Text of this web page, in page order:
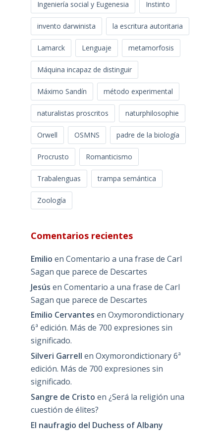
Ingeniería social y Eugenesia Instinto
invento darwinista la escritura autoritaria
Lamarck Lenguaje metamorfosis
Máquina incapaz de distinguir
Máximo Sandín método experimental
naturalistas proscritos naturphilosophie
Orwell OSMNS padre de la biología
Procrusto Romanticismo
Trabalenguas trampa semántica
Zoología
Comentarios recientes
Emilio en Comentario a una frase de Carl
Sagan que parece de Descartes
Jesús en Comentario a una frase de Carl
Sagan que parece de Descartes
Emilio Cervantes en Oxymorondictionary
6ª edición. Más de 700 expresiones sin
significado.
Silveri Garrell en Oxymorondictionary 6ª
edición. Más de 700 expresiones sin
significado.
Sangre de Cristo en ¿Será la religión una
cuestión de élites?
El naufragio del Duchess of Albany